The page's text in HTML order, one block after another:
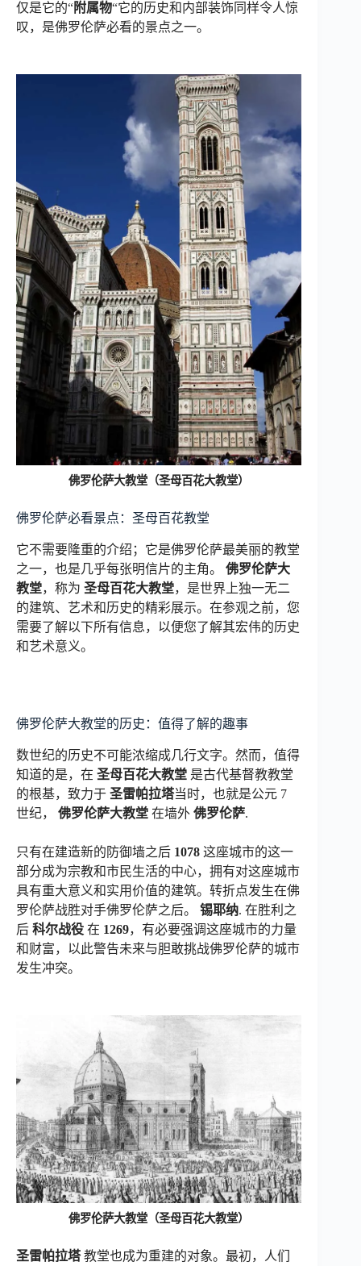
仅是它的“附属物“它的历史和内部装饰同样令人惊
叹，是佛罗伦萨必看的景点之一。
佛罗伦萨大教堂（圣母百花大教堂）
佛罗伦萨必看景点：圣母百花教堂
它不需要隆重的介绍；它是佛罗伦萨最美丽的教堂
之一，也是几乎每张明信片的主角。 佛罗伦萨大
教堂，称为 圣母百花大教堂，是世界上独一无二
的建筑、艺术和历史的精彩展示。在参观之前，您
需要了解以下所有信息，以便您了解其宏伟的历史
和艺术意义。
佛罗伦萨大教堂的历史：值得了解的趣事
数世纪的历史不可能浓缩成几行文字。然而，值得
知道的是，在 圣母百花大教堂 是古代基督教教堂
的根基，致力于 圣雷帕拉塔当时，也就是公元 7
世纪， 佛罗伦萨大教堂 在墙外 佛罗伦萨.
只有在建造新的防御墙之后 1078 这座城市的这一
部分成为宗教和市民生活的中心，拥有对这座城市
具有重大意义和实用价值的建筑。转折点发生在佛
罗伦萨战胜对手佛罗伦萨之后。 锡耶纳. 在胜利之
后 科尔战役 在 1269，有必要强调这座城市的力量
和财富，以此警告未来与胆敢挑战佛罗伦萨的城市
发生冲突。
佛罗伦萨大教堂（圣母百花大教堂）
圣雷帕拉塔教堂也成为重建的对象。最初，人们